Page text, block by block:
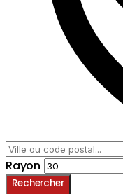
Rayon
Rechercher